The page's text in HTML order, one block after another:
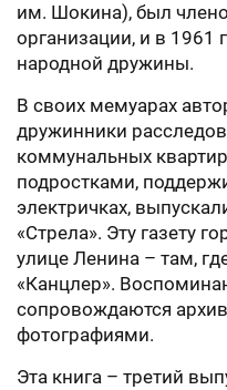
им. Шокина), был
организации, и в 1961
народной дружины.
В своих мемуарах
дружинники
коммунальных
подростками,
электричках,
«Стрела». Эту газету
улице Ленина – там,
«Канцлер».
сопровождаются
фотографиями.
Эта книга – третий